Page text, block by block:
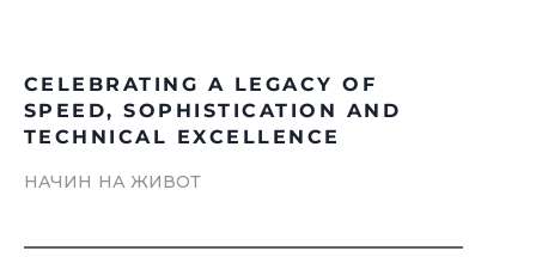
CELEBRATING A LEGACY OF
SPEED, SOPHISTICATION AND
TECHNICAL EXCELLENCE
НАЧИН НА ЖИВОТ